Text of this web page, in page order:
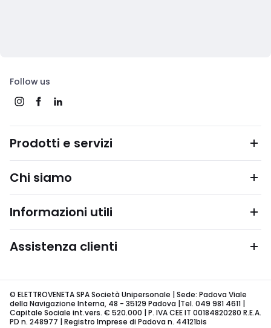
Follow us
Prodotti e servizi
Chi siamo
Informazioni utili
Assistenza clienti
© ELETTROVENETA SPA Società Unipersonale | Sede: Padova Viale
della Navigazione Interna, 48 - 35129 Padova |Tel. 049 981 4611 |
Capitale Sociale int.vers. € 520.000 | P. IVA CEE IT 00184820280 R.E.A.
PD n. 248977 | Registro Imprese di Padova n. 44121bis